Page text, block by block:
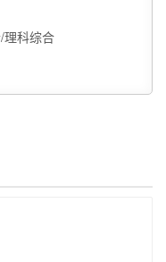
理科综合